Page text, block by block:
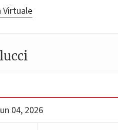
Virtuale
04, 2026